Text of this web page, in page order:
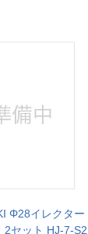
Φ28イレクター
2セット HJ-7-S2